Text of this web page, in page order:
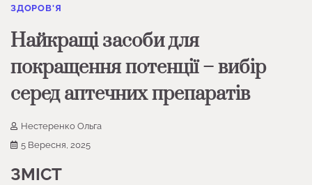
ЗДОРОВ'Я
Найкращі засоби для
покращення потенції – вибір
серед аптечних препаратів
Нестеренко Ольга
5 Вересня, 2025
ЗМІСТ